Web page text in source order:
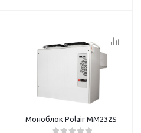
Моноблок Polair MM232S